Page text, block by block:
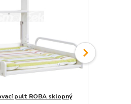
pult ROBA sklopný